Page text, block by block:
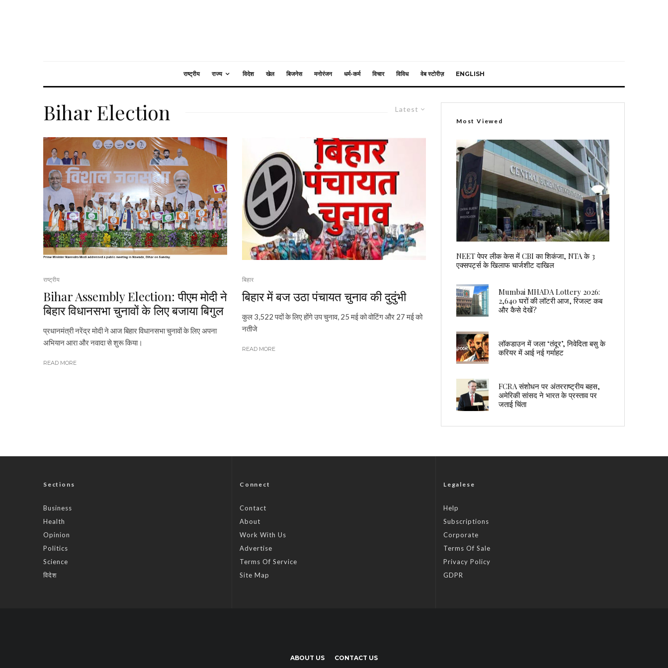
राष्ट्रीय राज्य विदेश खेल बिजनेस मनोरंजन धर्म-कर्म विचार विविध वेब स्टोरीज़ ENGLISH
Latest
Bihar Election
राष्ट्रीय
Bihar Assembly Election: पीएम मोदी ने
बिहार विधानसभा चुनावों के लिए बजाया बिगुल
प्रधानमंत्री नरेंद्र मोदी ने आज बिहार विधानसभा चुनावों के लिए अपना
अभियान आरा और नवादा से शुरू किया।
READ MORE
बिहार
बिहार में बज उठा पंचायत चुनाव की दुदुंभी
कुल 3,522 पदों के लिए होंगे उप चुनाव, 25 मई को वोटिंग और 27 मई को
नतीजे
READ MORE
Most Viewed
NEET पेपर लीक केस में CBI का शिकंजा, NTA के 3
एक्सपर्ट्स के खिलाफ चार्जशीट दाखिल
Mumbai MHADA Lottery 2026:
2,640 घरों की लॉटरी आज, रिजल्ट कब
और कैसे देखें?
लॉकडाउन में जला ‘तंदूर’, निवेदिता बसु के
करियर में आई नई गर्माहट
FCRA संशोधन पर अंतरराष्ट्रीय बहस,
अमेरिकी सांसद ने भारत के प्रस्ताव पर
जताई चिंता
Sections
Business
Health
Opinion
Politics
Science
विदेश
Connect
Contact
About
Work With Us
Advertise
Terms Of Service
Site Map
Legalese
Help
Subscriptions
Corporate
Terms Of Sale
Privacy Policy
GDPR
ABOUT US CONTACT US